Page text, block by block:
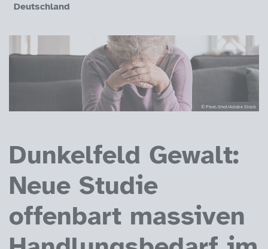
Deutschland
© Pixel-Shot/Adobe Stock
Dunkelfeld Gewalt:
Neue Studie
offenbart massiven